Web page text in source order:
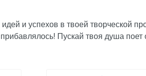
и успехов в твоей творческой
Пускай твоя душа поет